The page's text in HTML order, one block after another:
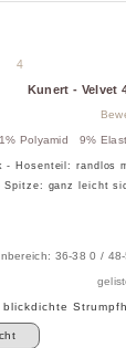
4
Kunert - Velvet
Polyamid 9%
- Hosenteil: randlos
ganz leicht
36-38 0 /